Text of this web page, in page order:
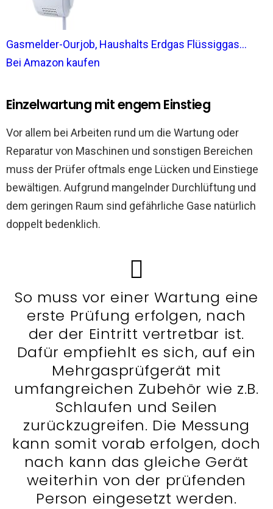
Gasmelder-Ourjob, Haushalts Erdgas Flüssiggas...
Bei Amazon kaufen
Einzelwartung mit engem Einstieg
Vor allem bei Arbeiten rund um die Wartung oder
Reparatur von Maschinen und sonstigen Bereichen
muss der Prüfer oftmals enge Lücken und Einstiege
bewältigen. Aufgrund mangelnder Durchlüftung und
dem geringen Raum sind gefährliche Gase natürlich
doppelt bedenklich.
So muss vor einer Wartung eine
erste Prüfung erfolgen, nach
der der Eintritt vertretbar ist.
Dafür empfiehlt es sich, auf ein
Mehrgasprüfgerät mit
umfangreichen Zubehör wie z.B.
Schlaufen und Seilen
zurückzugreifen. Die Messung
kann somit vorab erfolgen, doch
nach kann das gleiche Gerät
weiterhin von der prüfenden
Person eingesetzt werden.